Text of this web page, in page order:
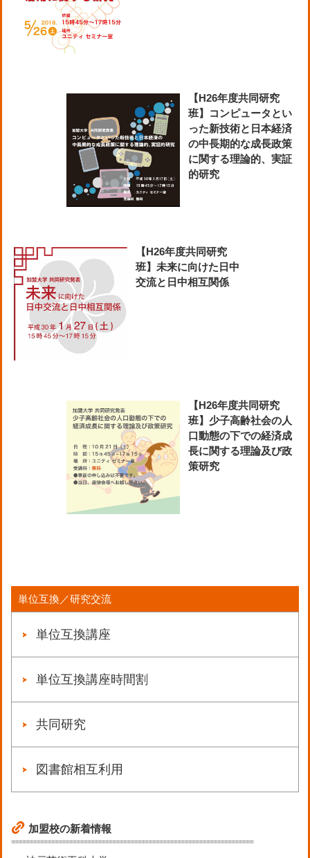
【H26年度共同研究
班】コンピュータとい
った新技術と日本経済
の中長期的な成長政策
に関する理論的、実証
的研究
【H26年度共同研究
班】未来に向けた日中
交流と日中相互関係
【H26年度共同研究
班】少子高齢社会の人
口動態の下での経済成
長に関する理論及び政
策研究
単位互換／研究交流
単位互換講座
単位互換講座時間割
共同研究
図書館相互利用
加盟校の新着情報